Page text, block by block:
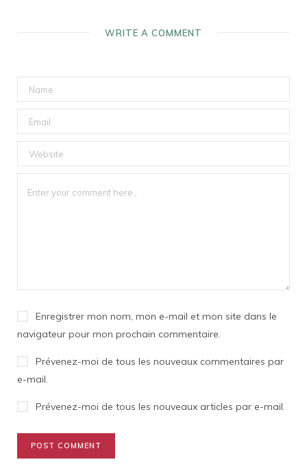
WRITE A COMMENT
Enregistrer mon nom, mon e-mail et mon site dans le
navigateur pour mon prochain commentaire.
Prévenez-moi de tous les nouveaux commentaires par
e-mail.
Prévenez-moi de tous les nouveaux articles par e-mail.